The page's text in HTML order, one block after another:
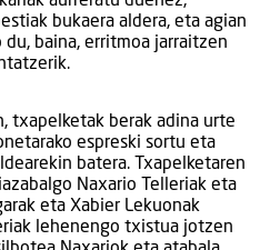
bukaera aldera, eta agian
baina, erritmoa jarraitzen
txapelketak berak adina urte
espreski sortu eta
batera. Txapelketaren
Naxario Telleriak eta
eta Xabier Lekuonak
lehenengo txistua jotzen